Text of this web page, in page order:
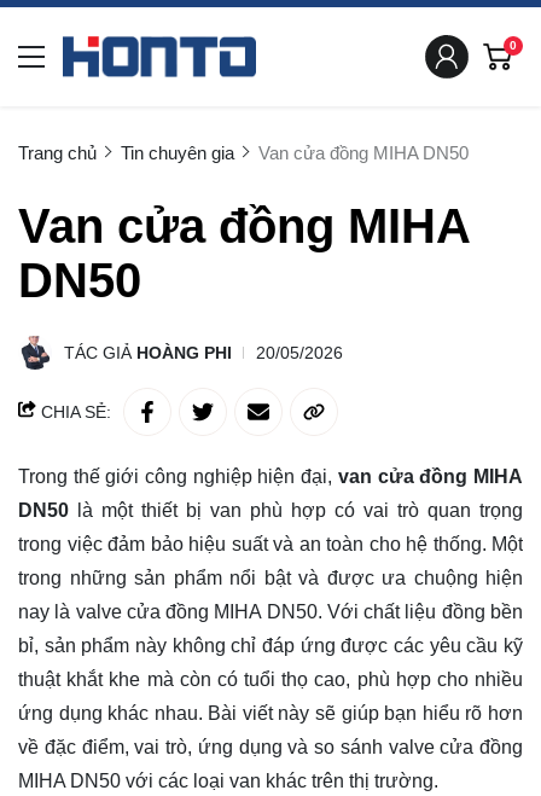
0
Trang chủ Tin chuyên gia Van cửa đồng MIHA DN50
Van cửa đồng MIHA
DN50
TÁC GIẢ HOÀNG PHI 20/05/2026
CHIA SẺ:
Trong thế giới công nghiệp hiện đại, van cửa đồng MIHA
DN50 là một thiết bị van phù hợp có vai trò quan trọng
trong việc đảm bảo hiệu suất và an toàn cho hệ thống. Một
trong những sản phẩm nổi bật và được ưa chuộng hiện
nay là valve cửa đồng MIHA DN50. Với chất liệu đồng bền
bỉ, sản phẩm này không chỉ đáp ứng được các yêu cầu kỹ
thuật khắt khe mà còn có tuổi thọ cao, phù hợp cho nhiều
ứng dụng khác nhau. Bài viết này sẽ giúp bạn hiểu rõ hơn
về đặc điểm, vai trò, ứng dụng và so sánh valve cửa đồng
MIHA DN50 với các loại van khác trên thị trường.